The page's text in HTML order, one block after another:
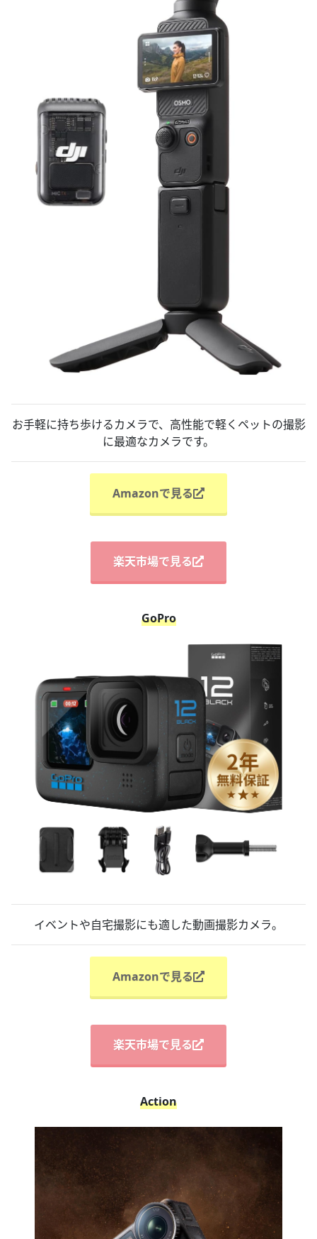
お手軽に持ち歩けるカメラで、高性能で軽くペットの撮影
に最適なカメラです。
Amazonで見る
楽天市場で見る
GoPro
イベントや自宅撮影にも適した動画撮影カメラ。
Amazonで見る
楽天市場で見る
Action